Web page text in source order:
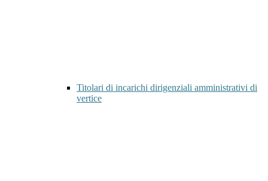
Titolari di incarichi dirigenziali amministrativi di
vertice